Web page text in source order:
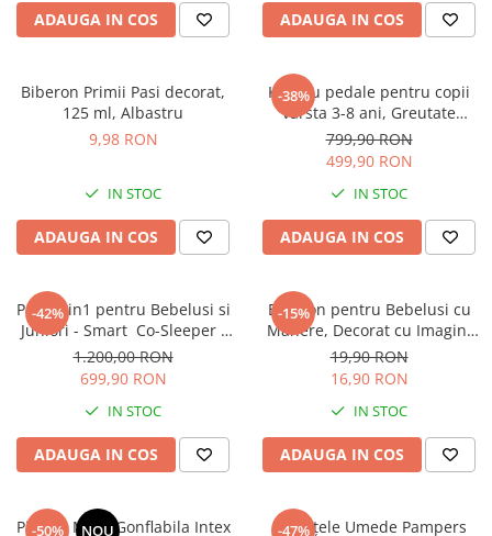
Frumusete, bijuterii si accesorii
fetite
Jocuri de societate
Jucarii de plus
Motociclete de jucarie
Papusi
Roboti de jucarie
Set joaca doctor
Set joaca gradinarit
Set joaca supermarket
Seturi de constructie
Utilaje constructie de jucarie
Hrana bebelusi
ADAUGA IN COS ADAUGA IN COS
Biberon Primii Pasi decorat,
125 ml, Albastru
9,98 RON
IN STOC
ADAUGA IN COS
-38%
Kart cu pedale pentru copii
varsta 3-8 ani, Greutate
Maxima Suportata este de 50
Kg
799,90 RON
499,90 RON
IN STOC
ADAUGA IN COS
-42%
Patut 2in1 pentru Bebelusi si
Juniori - Smart Co-Sleeper -
Laterala Detasabila ,
Tranformabil in Pat Junior,
100% Lemn Masiv de Fag, 3
- Alb
1.200,00 RON
699,90 RON
IN STOC
ADAUGA IN COS
-15%
Biberon pentru Bebelusi cu
Manere, Decorat cu Imagini
Atractive 250 ml - Roz
19,90 RON
16,90 RON
IN STOC
ADAUGA IN COS
-50% NOU
Piscina Mare Gonflabila Intex
-47%
Șervețele Umede Pampers